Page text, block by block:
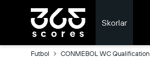
Skorlar
Futbol CONMEBOL WC Qualification